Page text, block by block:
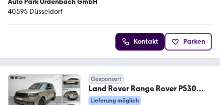
Auto Park Urdenbach GmbH
40595 Düsseldorf
Kontakt Parken
Gesponsert
Land Rover Range Rover P530
Autobiography Multimedia Luft
Lieferung möglich